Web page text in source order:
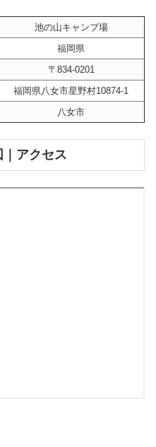
池の山キャンプ場
福岡県
〒834-0201
福岡県八女市星野村10874-1
八女市
アクセス